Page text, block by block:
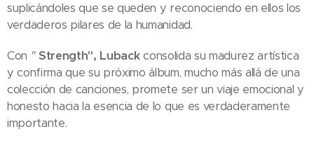
suplicándoles que se queden y reconociendo en ellos los
verdaderos pilares de la humanidad.
Con " Strength", Lubackconsolida su madurez artística
y confirma que su próximo álbum, mucho más allá de una
colección de canciones, promete ser un viaje emocional y
honesto hacia la esencia de lo que es verdaderamente
importante.